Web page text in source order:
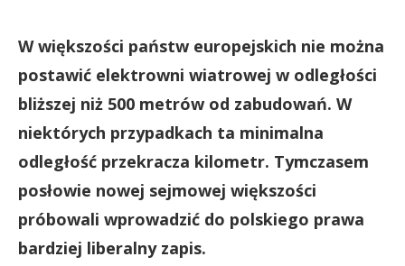
W większości państw europejskich nie można
postawić elektrowni wiatrowej w odległości
bliższej niż 500 metrów od zabudowań. W
niektórych przypadkach ta minimalna
odległość przekracza kilometr. Tymczasem
posłowie nowej sejmowej większości
próbowali wprowadzić do polskiego prawa
bardziej liberalny zapis.